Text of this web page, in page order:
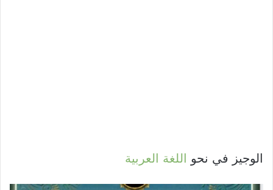
الوجيز في نحو اللغة العربية